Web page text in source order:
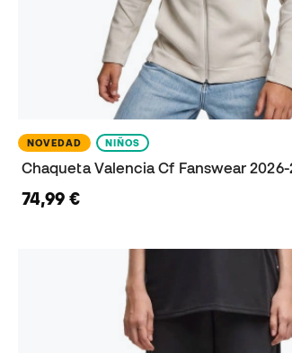
NOVEDAD NIÑOS
Chaqueta Valencia Cf Fanswear 2026-
74,99 €